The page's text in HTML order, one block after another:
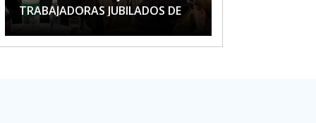
TRABAJADORAS JUBILADOS DE
APTA